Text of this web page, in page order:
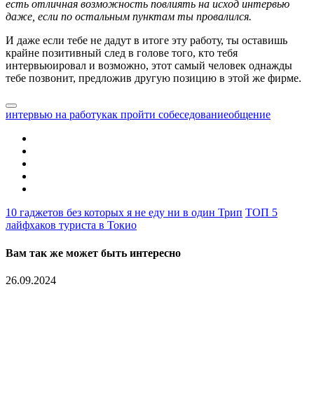
есть отличная возможность повлиять на исход интервью
даже, если по остальным пунктам ты провалился.
И даже если тебе не дадут в итоге эту работу, ты оставишь
крайне позитивный след в голове того, кто тебя
интервьюировал и возможно, этот самый человек однажды
тебе позвонит, предложив другую позицию в этой же фирме.
интервью на работукак пройти собеседованиеобщение
10 гаджетов без которых я не еду ни в один Трип ТОП 5
лайфхаков туриста в Токио
Вам так же может быть интересно
26.09.2024